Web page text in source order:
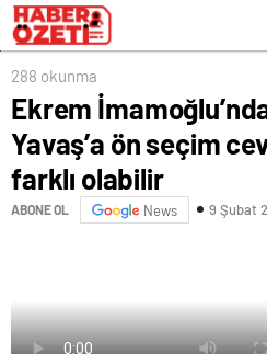
288 okunma
Ekrem
Yavaş’a ön seçim
farklı olabilir
ABONE OL News 9 Şubat